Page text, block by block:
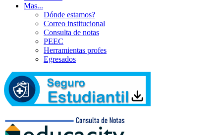
Mas...
Dónde estamos?
Correo institucional
Consulta de notas
PEEC
Herramientas profes
Egresados